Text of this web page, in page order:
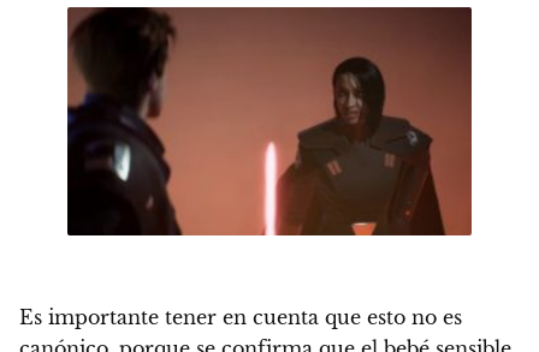
Es importante tener en cuenta que esto no es